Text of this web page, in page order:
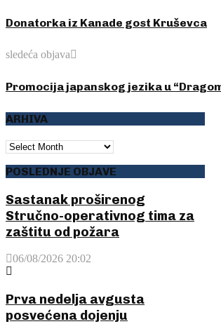
Donatorka iz Kanade gost Kruševca
sledeća objava
Promocija japanskog jezika u
ARHIVA
ARHIVA
POSLEDNJE OBJAVE
Sastanak proširenog
Stručno-operativnog tima za
zaštitu od požara
06/08/2026 20:02
Prva nedelja avgusta
posvećena dojenju